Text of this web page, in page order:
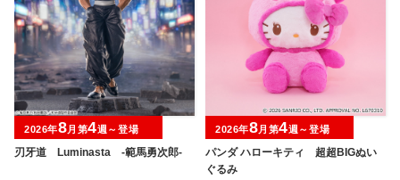
刃牙道 Luminasta ‐範馬勇次郎‐
2026年8月第4週～登場
パンダ ハローキティ 超超BIGぬい
ぐるみ
2026年8月第4週～登場